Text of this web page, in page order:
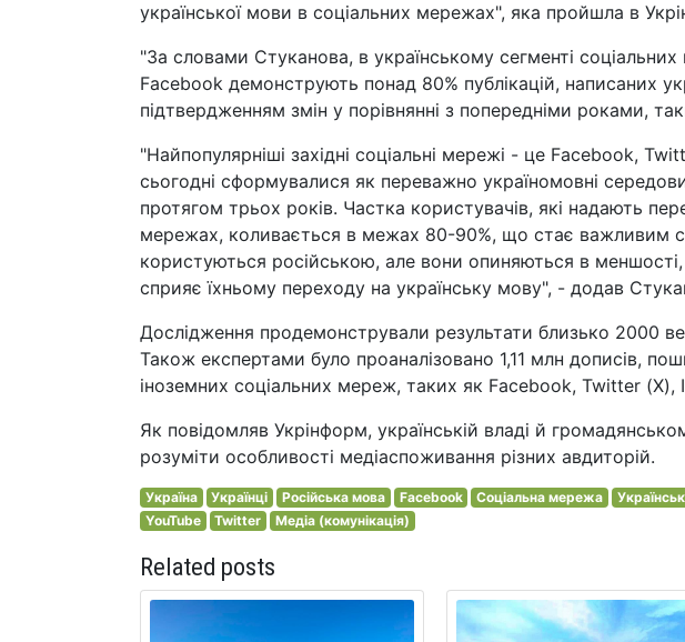
української мови в соціальних мережах", яка пройшла в
"За словами Стуканова, в українському сегменті
Facebook демонструють понад 80% публікацій, написаних
підтвердженням змін у порівнянні з попередніми роками,
"Найпопулярніші західні соціальні мережі - це Facebook,
сьогодні сформувалися як переважно україномовні
протягом трьох років. Частка користувачів, які надають
мережах, коливається в межах 80-90%, що стає важливим
користуються російською, але вони опиняються в
сприяє їхньому переходу на українську мову", - додав
Дослідження продемонстрували результати близько 2000
Також експертами було проаналізовано 1,11 млн дописів,
іноземних соціальних мереж, таких як Facebook, Twitter
Як повідомляв Укрінформ, українській владі й
розуміти особливості медіаспоживання різних авдиторій.
Україна Українці Російська мова Facebook Соціальна мережа
YouTube
Twitter Медіа (комунікація)
Related posts